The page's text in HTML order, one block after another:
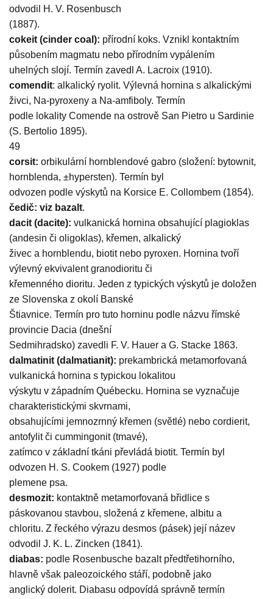
odvodil H. V. Rosenbusch
(1887).
cokeit (cinder coal): přírodní koks. Vznikl kontaktním
působením magmatu nebo přírodním vypálením
uhelných slojí. Termín zavedl A. Lacroix (1910).
comendit: alkalický ryolit. Výlevná hornina s alkalickými
živci, Na-pyroxeny a Na-amfiboly. Termín
podle lokality Comende na ostrově San Pietro u Sardinie
(S. Bertolio 1895).
49
corsit: orbikulární hornblendové gabro (složení: bytownit,
hornblenda, ±hypersten). Termín byl
odvozen podle výskytů na Korsice E. Collombem (1854).
čedič: viz bazalt.
dacit (dacite): vulkanická hornina obsahující plagioklas
(andesin či oligoklas), křemen, alkalický
živec a hornblendu, biotit nebo pyroxen. Hornina tvoří
výlevný ekvivalent granodioritu či
křemenného dioritu. Jeden z typických výskytů je doložen
ze Slovenska z okolí Banské
Štiavnice. Termín pro tuto horninu podle názvu římské
provincie Dacia (dnešní
Sedmihradsko) zavedli F. V. Hauer a G. Stacke 1863.
dalmatinit (dalmatianit): prekambrická metamorfovaná
vulkanická hornina s typickou lokalitou
výskytu v západním Québecku. Hornina se vyznačuje
charakteristickými skvrnami,
obsahujícími jemnozrnný křemen (světlé) nebo cordierit,
antofylit či cummingonit (tmavé),
zatímco v základní tkáni převládá biotit. Termín byl
odvozen H. S. Cookem (1927) podle
plemene psa.
desmozit: kontaktně metamorfovaná břidlice s
páskovanou stavbou, složená z křemene, albitu a
chloritu. Z řeckého výrazu desmos (pásek) její název
odvodil J. K. L. Zincken (1841).
diabas: podle Rosenbusche bazalt předtřetihorního,
hlavně však paleozoického stáří, podobně jako
anglický dolerit. Diabasu odpovídá správně termín